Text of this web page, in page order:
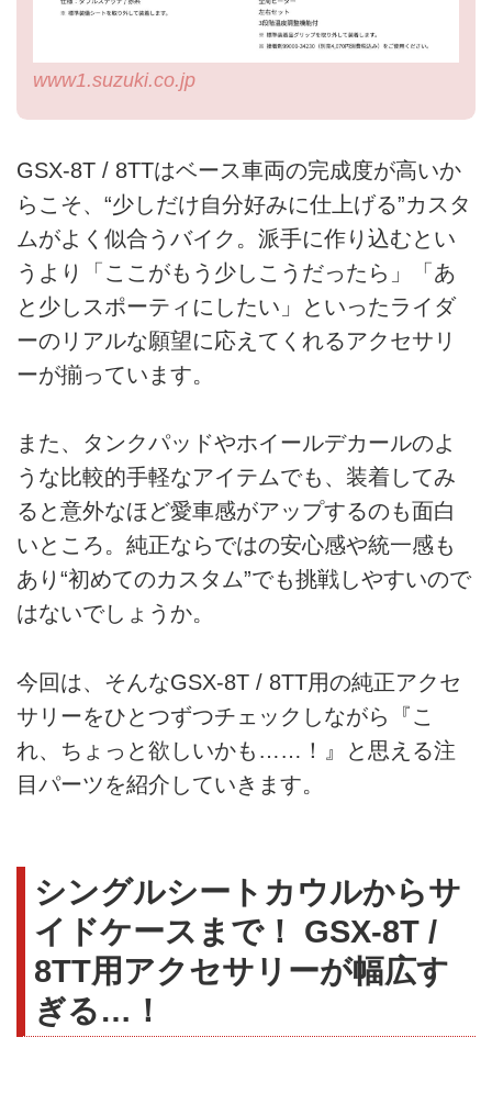
www1.suzuki.co.jp
GSX-8T / 8TTはベース車両の完成度が高いか
らこそ、“少しだけ自分好みに仕上げる”カスタ
ムがよく似合うバイク。派手に作り込むとい
うより「ここがもう少しこうだったら」「あ
と少しスポーティにしたい」といったライダ
ーのリアルな願望に応えてくれるアクセサリ
ーが揃っています。
また、タンクパッドやホイールデカールのよ
うな比較的手軽なアイテムでも、装着してみ
ると意外なほど愛車感がアップするのも面白
いところ。純正ならではの安心感や統一感も
あり“初めてのカスタム”でも挑戦しやすいので
はないでしょうか。
今回は、そんなGSX-8T / 8TT用の純正アクセ
サリーをひとつずつチェックしながら『こ
れ、ちょっと欲しいかも……！』と思える注
目パーツを紹介していきます。
シングルシートカウルからサ
イドケースまで！ GSX-8T /
8TT用アクセサリーが幅広す
ぎる…！